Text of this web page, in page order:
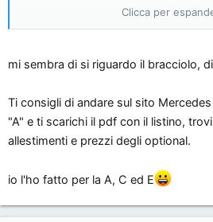
per esempio il bracciolo ant. è
come i finestrini elettrici posteriori...
poi?
(tyler...grazie anche per la
Clicca per
mi sembra di si riguardo il bracciolo,
Ti consigli di andare sul sito
"A" e ti scarichi il pdf con il listino,
allestimenti e prezzi degli optional.
io l'ho fatto per la A, C ed E